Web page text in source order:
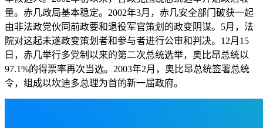
量。赤几政局基本稳定。2002年3月，赤几安全部门破获一起
由非法政党伙同前政要和退役军官策划的政变阴谋。5月，法
院对这起未遂政变策划者和参与者进行公审和判决。12月15
日，赤几举行多党制以来的第二次总统选举，奥比昂总统以
97.1%的得票率再次当选。2003年2月，奥比昂总统签署总统
令，组成以坎迪多总理为首的新一届政府。